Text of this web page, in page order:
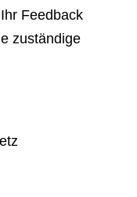
Feedback
zuständige